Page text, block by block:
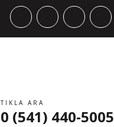
TIKLA ARA
0 (541) 440-5005